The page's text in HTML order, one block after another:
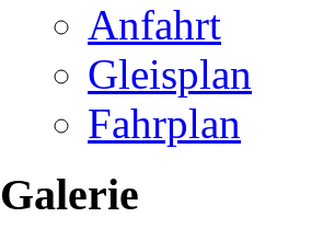
Anfahrt
Gleisplan
Fahrplan
Galerie